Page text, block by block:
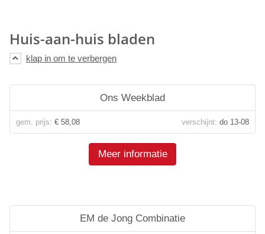
Huis-aan-huis bladen
Ons Weekblad
gem. prijs: € 58,08 verschijnt: do 13-08
Meer informatie
EM de Jong Combinatie